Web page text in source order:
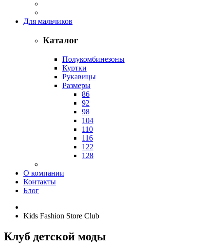
Для мальчиков
Каталог
Полукомбинезоны
Куртки
Рукавицы
Размеры
86
92
98
104
110
116
122
128
О компании
Контакты
Блог
Kids Fashion Store Club
Клуб детской моды